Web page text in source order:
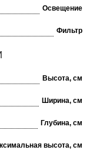
Освещение
Фильтр
Высота, см
Ширина, см
Глубина, см
высота, см